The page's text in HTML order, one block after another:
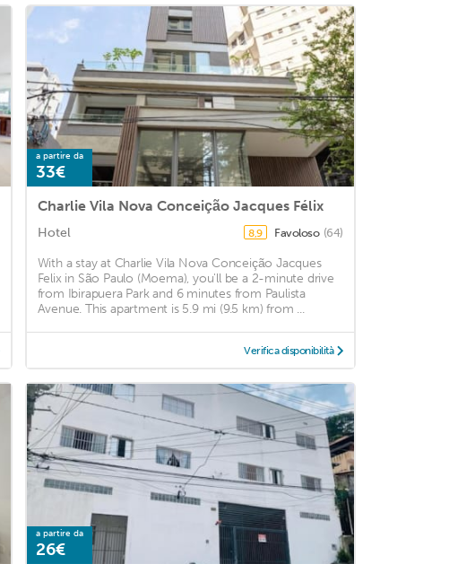
a partire da
33€
Charlie Vila Nova Conceição Jacques Félix
Hotel 8,9 Favoloso (64)
With a stay at Charlie Vila Nova Conceição Jacques
Felix in São Paulo (Moema), you'll be a 2-minute drive
from Ibirapuera Park and 6 minutes from Paulista
Avenue. This apartment is 5.9 mi (9.5 km) from ...
Verifica disponibilità
a partire da
26€